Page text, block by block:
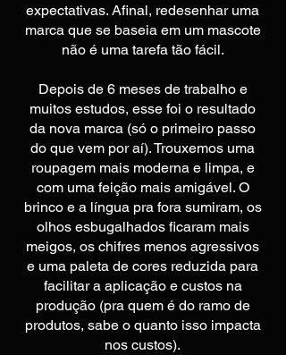
expectativas. Afinal, redesenhar uma
marca que se baseia em um mascote
não é uma tarefa tão fácil.
Depois de 6 meses de trabalho e
muitos estudos, esse foi o resultado
da nova marca (só o primeiro passo
do que vem por aí). Trouxemos uma
roupagem mais moderna e limpa, e
com uma feição mais amigável. O
brinco e a língua pra fora sumiram, os
olhos esbugalhados ficaram mais
meigos, os chifres menos agressivos
e uma paleta de cores reduzida para
facilitar a aplicação e custos na
produção (pra quem é do ramo de
produtos, sabe o quanto isso impacta
nos custos).